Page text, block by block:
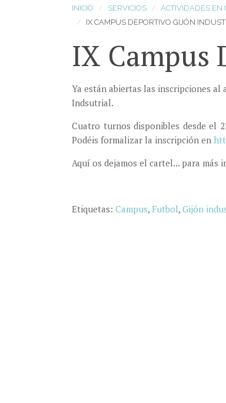
INICIO SERVICIOS ACTIVIDADES EN
IX CAMPUS DEPORTIVO GIJÓN
IX
Ya están abiertas las inscripciones
Indsutrial.
Cuatro turnos disponibles desde el
Podéis formalizar la inscripción en
Aquí os dejamos el cartel... para más
Etiquetas: Campus, Futbol, Gijón